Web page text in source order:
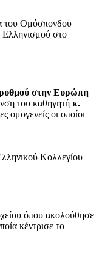
του Ομόσπονδου
Ελληνισμού στο
ρυθμού στην Ευρώπη
του καθηγητή κ.
οι οποίοι
όπου ακολούθησε
κέντρισε το